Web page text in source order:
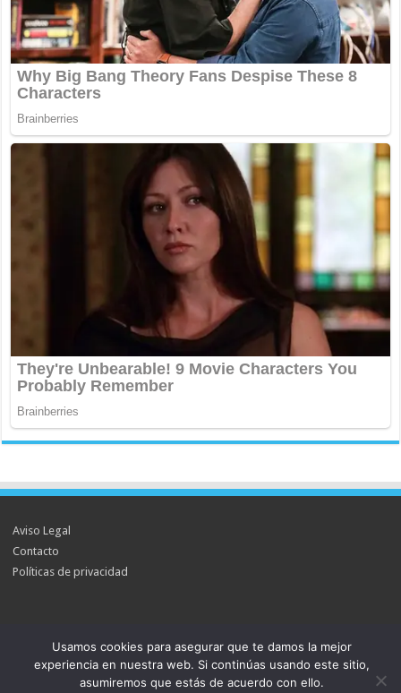
Aviso Legal
Contacto
Políticas de privacidad
Powered by WordPress| Designed byTieLabs
Usamos cookies para asegurar que te damos la mejor
experiencia en nuestra web. Si continúas usando este sitio,
asumiremos que estás de acuerdo con ello.